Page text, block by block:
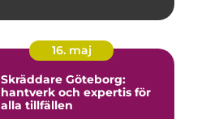
16. maj
Skräddare Göteborg:
hantverk och expertis för
alla tillfällen